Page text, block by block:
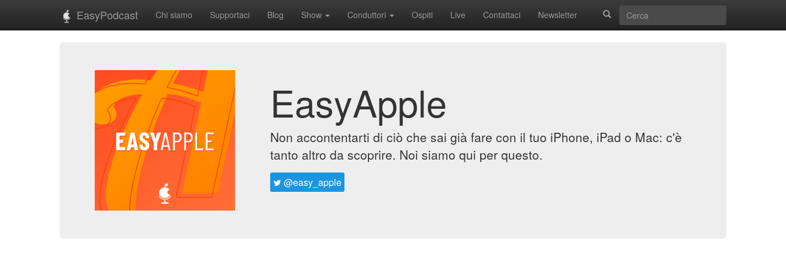
EasyPodcast Chi siamo Supportaci Blog Show Conduttori Ospiti Live Contattaci Newsletter
EasyApple
Non accontentarti di ciò che sai già fare con il tuo iPhone, iPad o Mac: c'è
tanto altro da scoprire. Noi siamo qui per questo.
@easy_apple